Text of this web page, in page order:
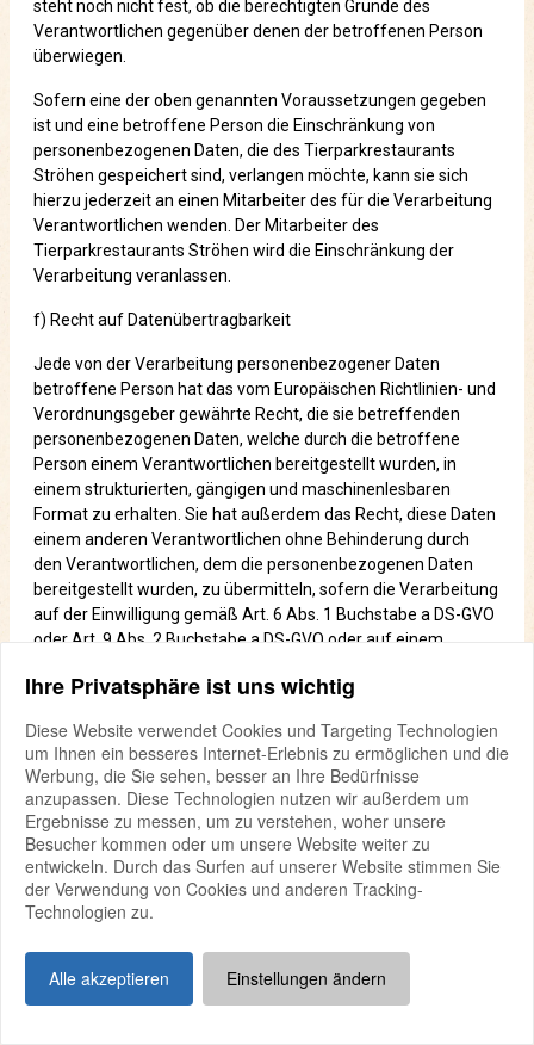
steht noch nicht fest, ob die berechtigten Gründe des
Verantwortlichen gegenüber denen der betroffenen Person
überwiegen.
Sofern eine der oben genannten Voraussetzungen gegeben
ist und eine betroffene Person die Einschränkung von
personenbezogenen Daten, die des Tierparkrestaurants
Ströhen gespeichert sind, verlangen möchte, kann sie sich
hierzu jederzeit an einen Mitarbeiter des für die Verarbeitung
Verantwortlichen wenden. Der Mitarbeiter des
Tierparkrestaurants Ströhen wird die Einschränkung der
Verarbeitung veranlassen.
f) Recht auf Datenübertragbarkeit
Jede von der Verarbeitung personenbezogener Daten
betroffene Person hat das vom Europäischen Richtlinien- und
Verordnungsgeber gewährte Recht, die sie betreffenden
personenbezogenen Daten, welche durch die betroffene
Person einem Verantwortlichen bereitgestellt wurden, in
einem strukturierten, gängigen und maschinenlesbaren
Format zu erhalten. Sie hat außerdem das Recht, diese Daten
einem anderen Verantwortlichen ohne Behinderung durch
den Verantwortlichen, dem die personenbezogenen Daten
bereitgestellt wurden, zu übermitteln, sofern die Verarbeitung
auf der Einwilligung gemäß Art. 6 Abs. 1 Buchstabe a DS-GVO
oder Art. 9 Abs. 2 Buchstabe a DS-GVO oder auf einem
die Verarbeitung mithilfe automatisierter Verfahren erfolgt,
Aufgabe erforderlich ist, die im öffentlichen Interesse liegt
oder in Ausübung öffentlicher Gewalt erfolgt, welche dem
Verantwortlichen übertragen wurde.
Ferner hat die betroffene Person bei der Ausübung ihres
Rechts auf Datenübertragbarkeit gemäß Art. 20 Abs. 1 DS-
GVO das Recht, zu erwirken, dass die personenbezogenen
Daten direkt von einem Verantwortlichen an einen anderen
machbar ist und sofern hiervon nicht die Rechte und
Freiheiten anderer Personen beeinträchtigt werden.
Ihre Privatsphäre ist uns wichtig
Diese Website verwendet Cookies und Targeting Technologien
um Ihnen ein besseres Internet-Erlebnis zu ermöglichen und die
Werbung, die Sie sehen, besser an Ihre Bedürfnisse
anzupassen. Diese Technologien nutzen wir außerdem um
Ergebnisse zu messen, um zu verstehen, woher unsere
Besucher kommen oder um unsere Website weiter zu
entwickeln. Durch das Surfen auf unserer Website stimmen Sie
der Verwendung von Cookies und anderen Tracking-
Technologien zu.
Alle akzeptieren Einstellungen ändern